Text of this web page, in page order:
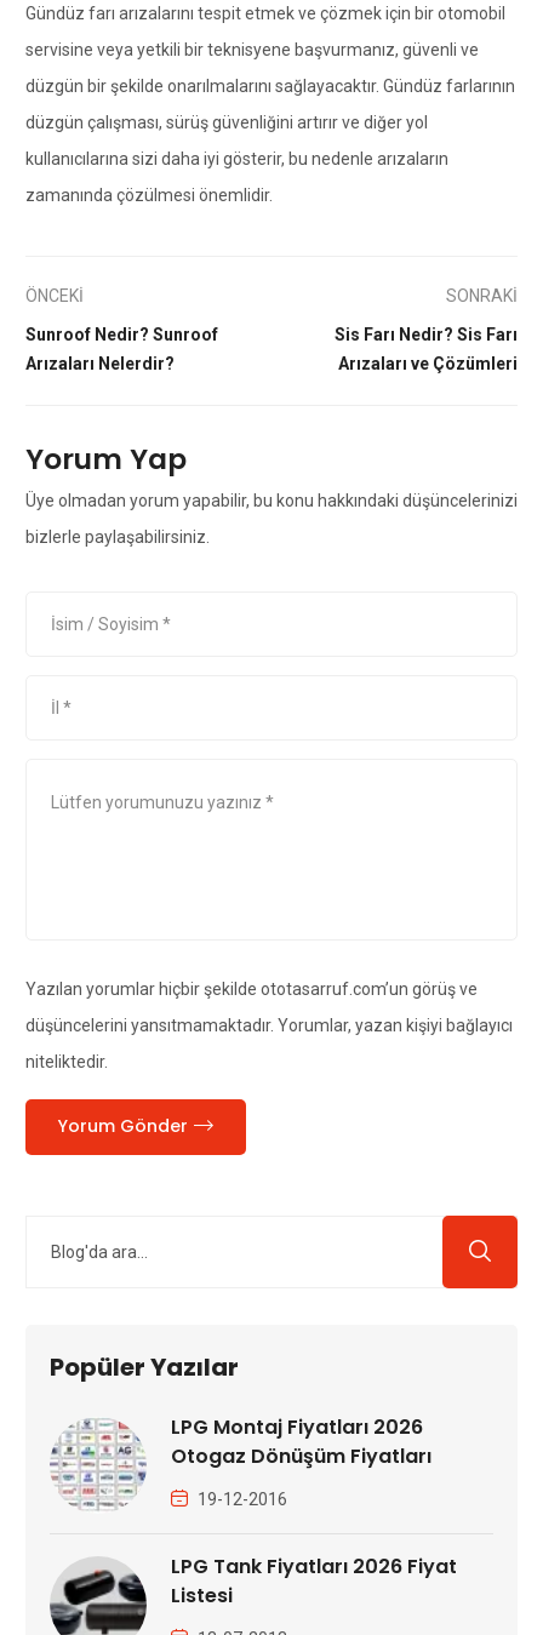
Gündüz farı arızalarını tespit etmek ve çözmek için bir otomobil
servisine veya yetkili bir teknisyene başvurmanız, güvenli ve
düzgün bir şekilde onarılmalarını sağlayacaktır. Gündüz farlarının
düzgün çalışması, sürüş güvenliğini artırır ve diğer yol
kullanıcılarına sizi daha iyi gösterir, bu nedenle arızaların
zamanında çözülmesi önemlidir.
ÖNCEKİ
Sunroof Nedir? Sunroof
Arızaları Nelerdir?
SONRAKİ
Sis Farı Nedir? Sis Farı
Arızaları ve Çözümleri
Yorum Yap
Üye olmadan yorum yapabilir, bu konu hakkındaki düşüncelerinizi
bizlerle paylaşabilirsiniz.
Yazılan yorumlar hiçbir şekilde ototasarruf.com’un görüş ve
düşüncelerini yansıtmamaktadır. Yorumlar, yazan kişiyi bağlayıcı
niteliktedir.
Yorum Gönder
Popüler Yazılar
LPG Montaj Fiyatları 2026
Otogaz Dönüşüm Fiyatları
19-12-2016
LPG Tank Fiyatları 2026 Fiyat
Listesi